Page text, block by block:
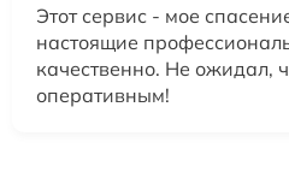
Этот сервис - мое
настоящие
качественно. Не ожидал,
оперативным!